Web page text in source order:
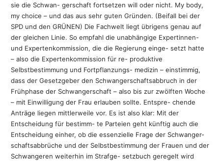
sie die Schwan- gerschaft fortsetzen will oder nicht. My body,
my choice – und das aus sehr guten Gründen. (Beifall bei der
SPD und den GRÜNEN) Die Fachwelt liegt übrigens genau auf
der gleichen Linie. So empfahl die unabhängige Expertinnen-
und Expertenkommission, die die Regierung einge- setzt hatte
– also die Expertenkommission für re- produktive
Selbstbestimmung und Fortpflanzungs- medizin – einstimmig,
dass der Gesetzgeber den Schwangerschaftsabbruch in der
Frühphase der Schwangerschaft – also bis zur zwölften Woche
– mit Einwilligung der Frau erlauben sollte. Entspre- chende
Anträge liegen mittlerweile vor. Es ist also klar: Mit der
Entscheidung für bestimm- te Parteien geht künftig auch die
Entscheidung einher, ob die essenzielle Frage der Schwanger-
schaftsabbrüche und der Selbstbestimmung der Frauen und der
Schwangeren weiterhin im Strafge- setzbuch geregelt wird